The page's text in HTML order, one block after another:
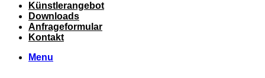
Künstlerangebot
Downloads
Anfrageformular
Kontakt
Menu